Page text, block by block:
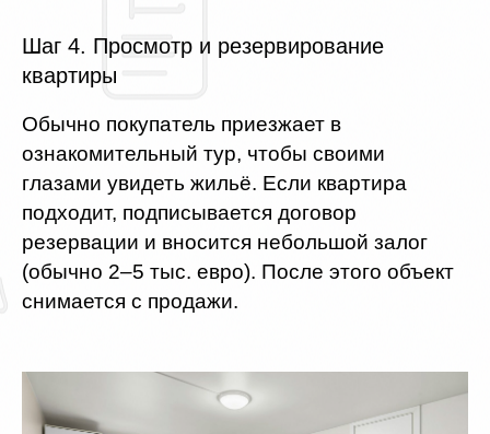
Шаг 4. Просмотр и резервирование
квартиры
Обычно покупатель приезжает в
ознакомительный тур, чтобы своими
глазами увидеть жильё. Если квартира
подходит, подписывается договор
резервации и вносится небольшой залог
(обычно 2–5 тыс. евро). После этого объект
снимается с продажи.